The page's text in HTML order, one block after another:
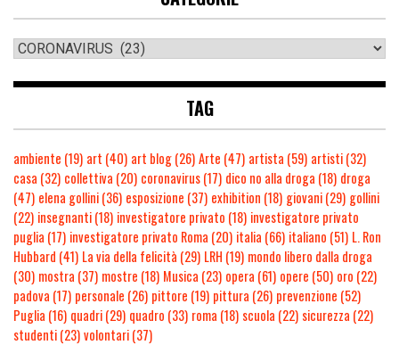
TAG
ambiente (19) art (40) art blog(26)Arte (47) artista (59) artisti(32)
casa (32) collettiva (20) coronavirus(17) dico no alla droga (18) droga
(47) elena gollini(36) esposizione (37) exhibition (18) giovani(29) gollini
(22) insegnanti(18) investigatore privato (18) investigatore privato
puglia (17) investigatore privato Roma (20) italia (66) italiano (51) L. Ron
Hubbard (41) La via della felicità (29) LRH (19) mondo libero dalla droga
(30) mostra (37) mostre (18) Musica (23) opera (61) opere (50) oro (22)
padova (17) personale (26) pittore (19) pittura (26) prevenzione (52)
Puglia (16) quadri(29) quadro (33) roma (18) scuola (22) sicurezza (22)
studenti(23)volontari(37)